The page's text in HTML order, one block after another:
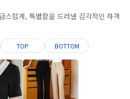
스럽게, 특별함을 드러낼 감각적인 하객
TOP BOTTOM